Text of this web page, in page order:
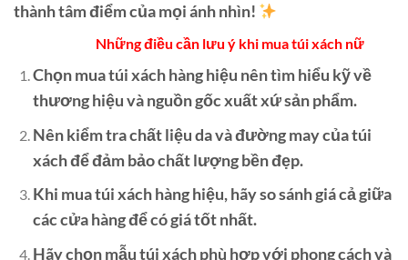
thành tâm điểm của mọi ánh nhìn!
Những điều cần lưu ý khi mua túi xách nữ
Chọn mua túi xách hàng hiệu nên tìm hiểu kỹ về
thương hiệu và nguồn gốc xuất xứ sản phẩm.
Nên kiểm tra chất liệu da và đường may của túi
xách để đảm bảo chất lượng bền đẹp.
Khi mua túi xách hàng hiệu, hãy so sánh giá cả giữa
các cửa hàng để có giá tốt nhất.
Hãy chọn mẫu túi xách phù hợp với phong cách và